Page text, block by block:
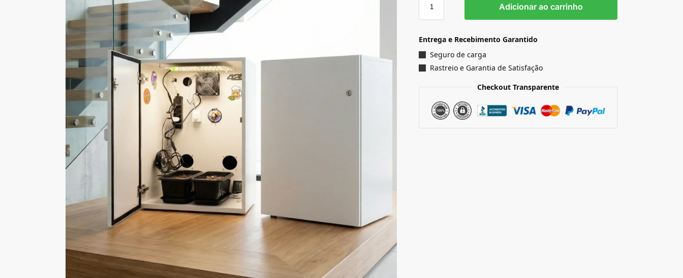
Adicionar ao carrinho
Entrega e Recebimento Garantido
Seguro de carga
Rastreio e Garantia de Satisfação
Checkout Transparente